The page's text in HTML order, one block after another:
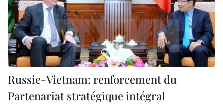
Russie-Vietnam: renforcement du
Partenariat stratégique intégral